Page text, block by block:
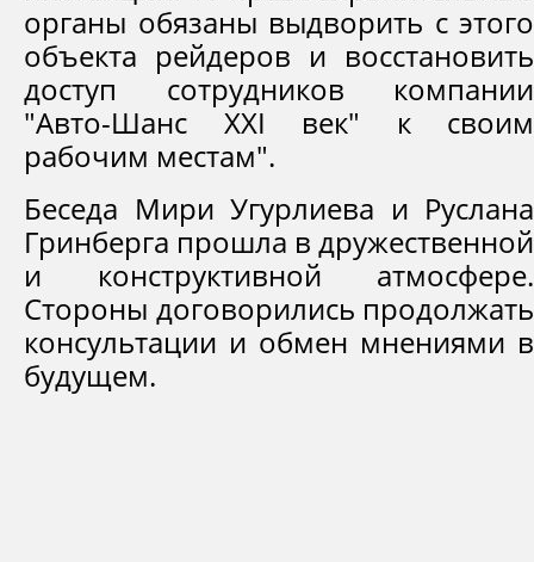
органы обязаны выдворить с этого
объекта рейдеров и восстановить
доступ сотрудников компании
"Авто-Шанс XXI век" к своим
рабочим местам".
Беседа Мири Угурлиева и Руслана
Гринберга прошла в дружественной
и конструктивной атмосфере.
Стороны договорились продолжать
консультации и обмен мнениями в
будущем.